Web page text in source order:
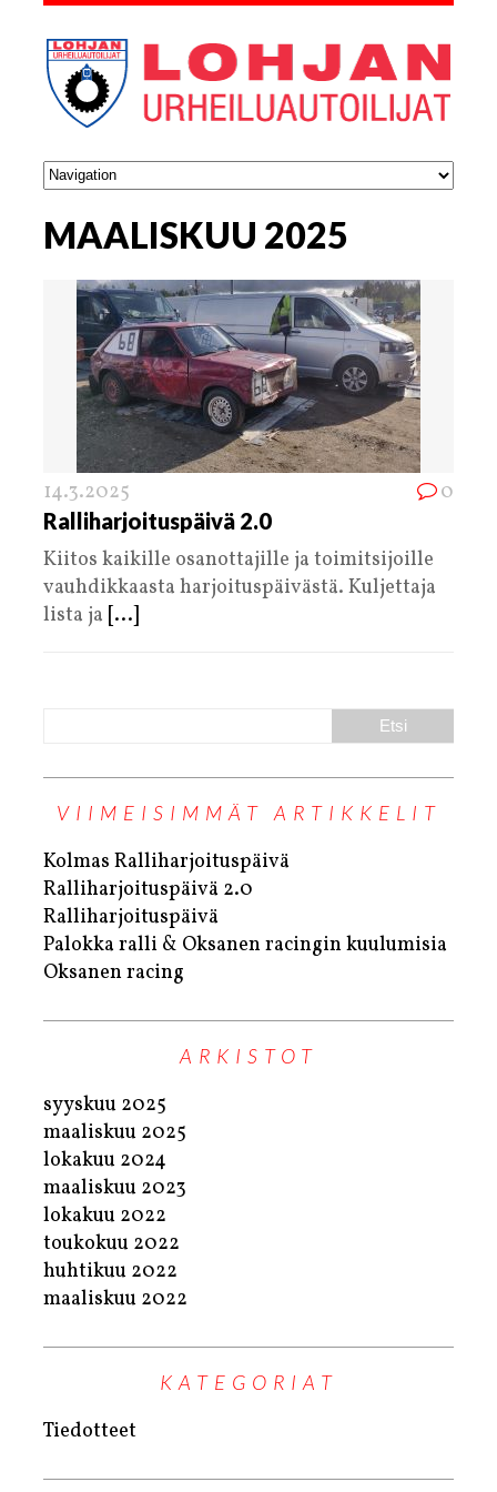
MAALISKUU 2025
14.3.2025 0
Ralliharjoituspäivä 2.0
Kiitos kaikille osanottajille ja toimitsijoille
vauhdikkaasta harjoituspäivästä. Kuljettaja
lista ja [...]
VIIMEISIMMÄT ARTIKKELIT
Kolmas Ralliharjoituspäivä
Ralliharjoituspäivä 2.0
Ralliharjoituspäivä
Palokka ralli & Oksanen racingin kuulumisia
Oksanen racing
ARKISTOT
syyskuu 2025
maaliskuu 2025
lokakuu 2024
maaliskuu 2023
lokakuu 2022
toukokuu 2022
huhtikuu 2022
maaliskuu 2022
KATEGORIAT
Tiedotteet